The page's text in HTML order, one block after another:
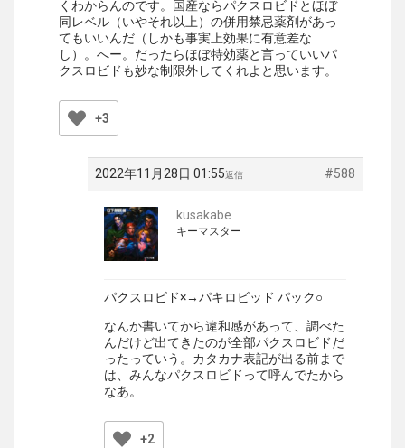
くわからんのです。国産ならパクスロビドとほぼ
同レベル（いやそれ以上）の併用禁忌薬剤があっ
てもいいんだ（しかも事実上効果に有意差な
し）。へー。だったらほぼ特効薬と言っていいパ
クスロビドも妙な制限外してくれよと思います。
+3
2022年11月28日 01:55 #588
返信
kusakabe
キーマスター
パクスロビド×→パキロビッド パック○
なんか書いてから違和感があって、調べた
んだけど出てきたのが全部パクスロビドだ
ったっていう。カタカナ表記が出る前まで
は、みんなパクスロビドって呼んでたから
なあ。
+2